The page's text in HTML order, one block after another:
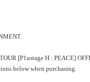
[P1ustage H : PEACE]
below when purchasing.